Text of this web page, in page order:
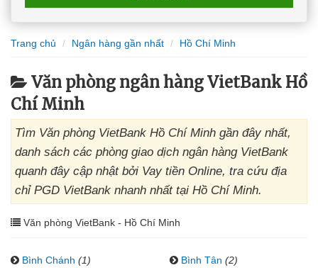
Trang chủ Ngân hàng gần nhất Hồ Chí Minh
Văn phòng ngân hàng VietBank Hồ
Chí Minh
Tìm Văn phòng VietBank Hồ Chí Minh gần đây nhất,
danh sách các phòng giao dịch ngân hàng VietBank
quanh đây cập nhật bởi Vay tiền Online, tra cứu địa
chỉ PGD VietBank nhanh nhất tại Hồ Chí Minh.
Văn phòng VietBank - Hồ Chí Minh
Bình Chánh (1) Bình Tân (2)